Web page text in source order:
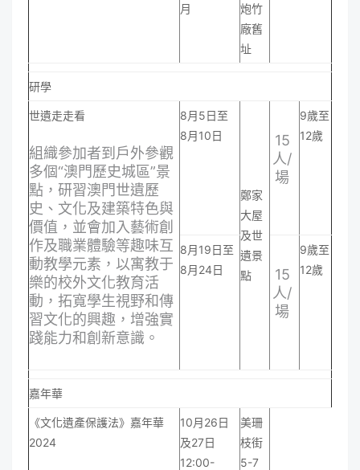
月
炮竹
廠舊
址
研學
世遺走走看
組織參加者到戶外參觀
多個“澳門歷史城區”景
點，研習澳門世遺歷
史、文化及建築特色與
價值，並會加入藝術創
作及職業體驗等趣味互
動教學元素，以寓教于
樂的校外文化教育活
動，拓寬學生視野和傳
習文化的興趣，增強實
踐能力和創新意識。
8月5日至
8月10日
鄭家
大屋
及世
遺景
點
15
人/
場
9歲至
12歲
8月19日至
8月24日
15
人/
場
9歲至
12歲
嘉年華
《文化遺產保護法》嘉年華
2024
10月26日
及27日
12:00-
美珊
枝街
5-7